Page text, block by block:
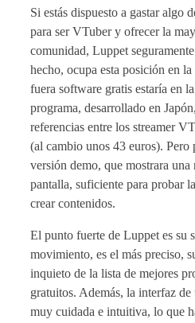
Si estás dispuesto a gastar algo
para ser VTuber y ofrecer la
comunidad, Luppet
hecho, ocupa esta posición en
fuera software gratis estaría en
programa, desarrollado en
referencias entre los streamer
(al cambio unos 43 euros). Pero
versión demo, que mostrara una
pantalla, suficiente para probar
crear contenidos.
El punto fuerte de Luppet es su
movimiento, es el más preciso,
inquieto de la lista de mejores
gratuitos. Además, la interfaz
muy cuidada e intuitiva, lo que